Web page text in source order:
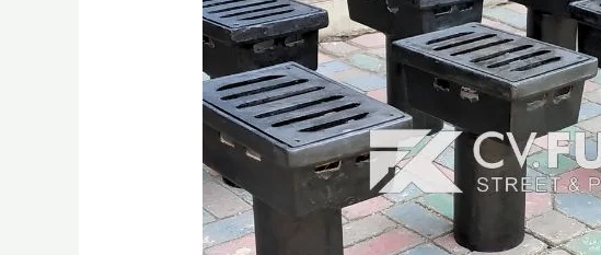
Cor
Terbaik